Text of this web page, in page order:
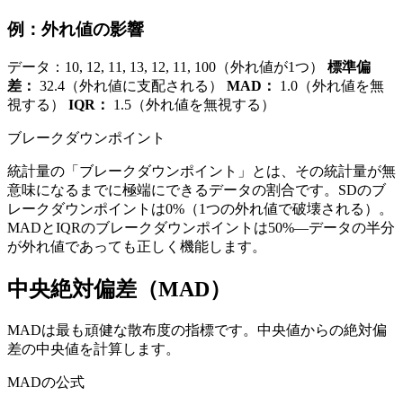
例：外れ値の影響
データ：10, 12, 11, 13, 12, 11, 100（外れ値が1つ） 標準偏
差： 32.4（外れ値に支配される） MAD：
1.0（外れ値を無
視する） IQR： 1.5（外れ値を無視する）
ブレークダウンポイント
統計量の「ブレークダウンポイント」とは、その統計量が無
意味になるまでに極端にできるデータの割合です。SDのブ
レークダウンポイントは0%（1つの外れ値で破壊される）。
MADとIQRのブレークダウンポイントは50%—データの半分
が外れ値であっても正しく機能します。
中央絶対偏差（MAD）
MADは最も頑健な散布度の指標です。中央値からの絶対偏
差の中央値を計算します。
MADの公式